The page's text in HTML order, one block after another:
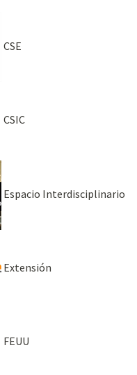
CSE
CSIC
Espacio Interdisciplinario
Extensión
FEUU